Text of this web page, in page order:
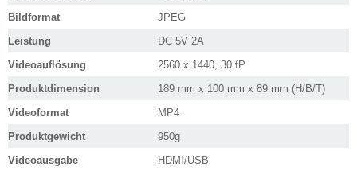
Bildformat
JPEG
Leistung
DC 5V 2A
Videoauflösung
2560 x 1440, 30 fP
Produktdimension
189 mm x 100 mm x 89 mm (H/B/T)
Videoformat
MP4
Produktgewicht
950g
Videoausgabe
HDMI/USB